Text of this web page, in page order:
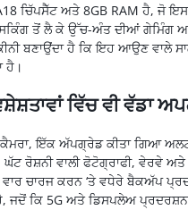
ਚਿੱਪਸੈੱਟਅਤੇ 8GB RAMਹੈ, ਜੋ ਇਸ
ਤੋਂ ਲੈ ਕੇ ਉੱਚ-ਅੰਤਦੀਆਂਗੇਮਿੰਗ
ਬਣਾਉਂਦਾ ਹੈ ਕਿ ਇਹ ਆਉਣ ਵਾਲੇ
ਹੈ।
ਵਿੱਚ ਵੀ ਵੱਡਾ
ਇੱਕ ਅੱਪਗ੍ਰੇਡਕੀਤਾ ਗਿਆ
ਘੱਟਰੋਸ਼ਨੀਵਾਲੀਫੋਟੋਗ੍ਰਾਫੀ, ਵੇਰਵੇ
ਚਾਰਜ ਕਰਨ ‘ਤੇ ਵਧੇਰੇਬੈਕਅੱਪ
ਜਦੋਂ ਕਿ 5G ਅਤੇਡਿਸਪਲੇਅ ਪ੍ਰਦਰਸ਼ਨ